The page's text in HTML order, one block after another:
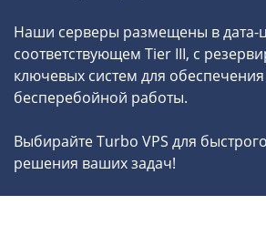
Наши серверы размещены в дата-
соответствующем Tier III, с
ключевых систем для
бесперебойной работы.
Выбирайте Turbo VPS для
решения ваших задач!